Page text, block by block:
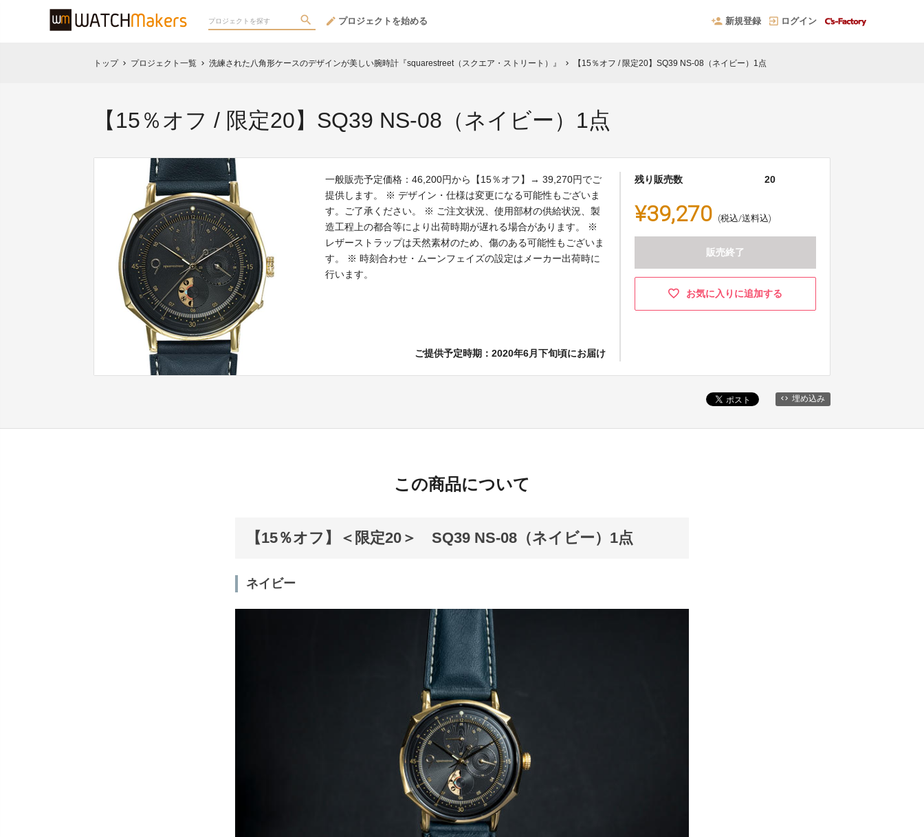
プロジェクトを始める 新規登録 ログイン
トップ chevron_right プロジェクト一覧 chevron_right 洗練された八角形ケースのデザインが美しい腕時計『squarestreet（スクエア・ストリート）』 chevron_right 【15％オフ / 限定20】SQ39 NS-08（ネイビー）1点
【15％オフ / 限定20】SQ39 NS-08（ネイビー）1点
一般販売予定価格：46,200円から【15％オフ】→ 39,270円でご
提供します。 ※ デザイン・仕様は変更になる可能性もございま
す。ご了承ください。 ※ ご注文状況、使用部材の供給状況、製
造工程上の都合等により出荷時期が遅れる場合があります。 ※
レザーストラップは天然素材のため、傷のある可能性もございま
す。 ※ 時刻合わせ・ムーンフェイズの設定はメーカー出荷時に
行います。
ご提供予定時期：2020年6月下旬頃にお届け
残り販売数 20
¥39,270 (税込/送料込)
販売終了
お気に入りに追加する
埋め込み
この商品について
【15％オフ】＜限定20＞ SQ39 NS-08（ネイビー）1点
ネイビー